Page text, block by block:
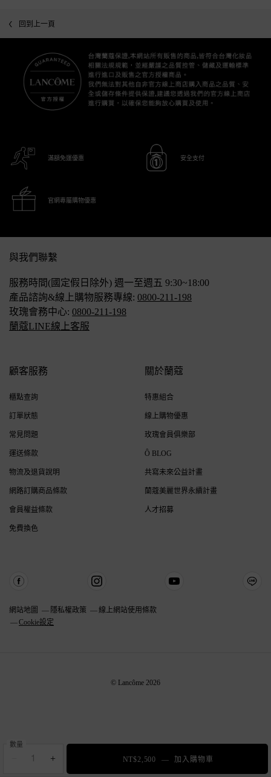
數量
+ NT$2,500 ― 加入購物車
回到上一頁
滿額免運優惠 安全支付
官網專屬購物優惠
與我們聯繫
服務時間(國定假日除外) 週一至週五 9:30~18:00
產品諮詢&線上購物服務專線: 0800-211-198
玫瑰會務中心: 0800-211-198
蘭蔻LINE線上客服
顧客服務
櫃點查詢
訂單狀態
常見問題
運送條款
物流及退貨說明
網路訂購商品條款
會員權益條款
免費換色
關於蘭蔻
特惠組合
線上購物優惠
玫瑰會員俱樂部
Ô BLOG
共寫未來公益計畫
蘭蔻美麗世界永續計畫
人才招募
網站地圖 隱私權政策
線上網站使用條款
Cookie設定
© Lancôme 2026